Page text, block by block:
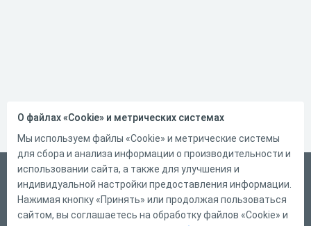
Русский
Справка
Форма обратной связи
О файлах «Cookie» и метрических системах
Мы используем файлы «Cookie» и метрические системы
для сбора и анализа информации о производительности и
использовании сайта, а также для улучшения и
индивидуальной настройки предоставления информации.
Нажимая кнопку «Принять» или продолжая пользоваться
сайтом, вы соглашаетесь на обработку файлов «Cookie» и